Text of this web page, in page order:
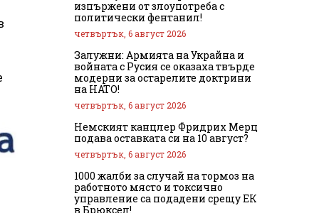
изпържени от злоупотреба с
политически фентанил!
четвъртък, 6 август 2026
Залужни: Армията на Украйна и
войната с Русия се оказаха твърде
модерни за остарелите доктрини
на НАТО!
четвъртък, 6 август 2026
Немският канцлер Фридрих Мерц
подава оставката си на 10 август?
четвъртък, 6 август 2026
1000 жалби за случай на тормоз на
работното място и токсично
управление са подадени срещу ЕК
в Брюксел!